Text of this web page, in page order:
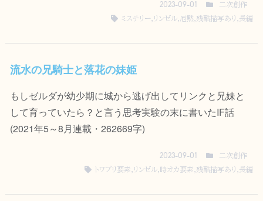
2023-09-01
二次創作
ミステリー リンゼル 厄黙 残酷描写あり 長編
流水の兄騎士と落花の妹姫
もしゼルダが幼少期に城から逃げ出してリンクと兄妹と
して育っていたら？と言う思考実験の末に書いたIF話
(2021年5～8月連載・262669字)
2023-09-01
二次創作
トワプリ要素 リンゼル 時オカ要素 残酷描写あり 長編